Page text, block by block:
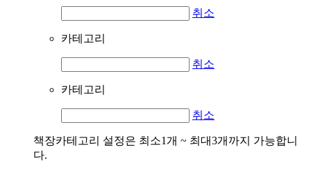
취소
카테고리
취소
카테고리
취소
책장카테고리 설정은 최소1개 ~ 최대3개까지 가능합니
다.